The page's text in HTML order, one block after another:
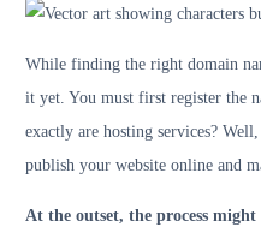
While finding the right domain
it yet. You must first register the
exactly are hosting services?
publish your website online and
At the outset, the process